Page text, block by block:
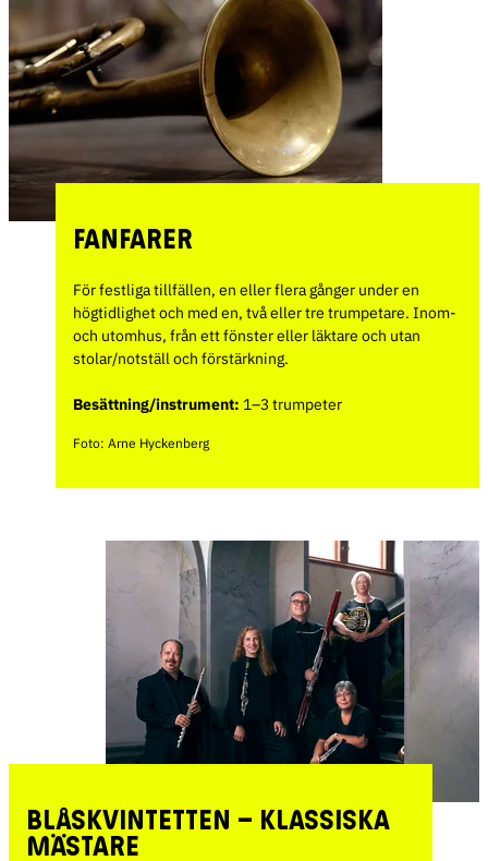
FANFARER
För festliga tillfällen, en eller flera gånger under en
högtidlighet och med en, två eller tre trumpetare. Inom-
och utomhus, från ett fönster eller läktare och utan
stolar/notställ och förstärkning.
Besättning/instrument: 1–3 trumpeter
Foto: Arne Hyckenberg
BLÅSKVINTETTEN – KLASSISKA
MÄSTARE